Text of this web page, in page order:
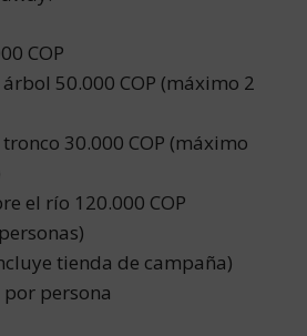
COP
50.000 COP (máximo 2
30.000 COP (máximo
el río 120.000 COP
tienda de campaña)
por persona